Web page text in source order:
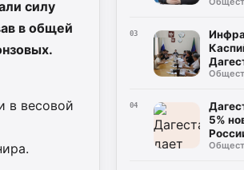
силу
в общей
в весовой
03
04
5%
чуть